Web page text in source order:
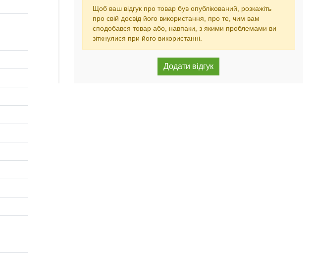
Щоб ваш відгук про товар був опублікований, розкажіть
про свій досвід його використання, про те, чим вам
сподобався товар або, навпаки, з якими проблемами ви
зіткнулися при його використанні.